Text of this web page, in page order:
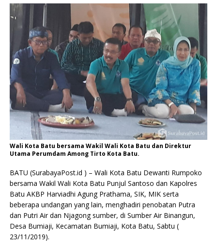
Wali Kota Batu bersama Wakil Wali Kota Batu dan Direktur
Utama Perumdam Among Tirto Kota Batu.
BATU (SurabayaPost.id ) – Wali Kota Batu Dewanti Rumpoko
bersama Wakil Wali Kota Batu Punjul Santoso dan Kapolres
Batu AKBP Harviadhi Agung Prathama, SIK, MIK serta
beberapa undangan yang lain, menghadiri penobatan Putra
dan Putri Air dan Njagong sumber, di Sumber Air Binangun,
Desa Bumiaji, Kecamatan Bumiaji, Kota Batu, Sabtu (
23/11/2019).